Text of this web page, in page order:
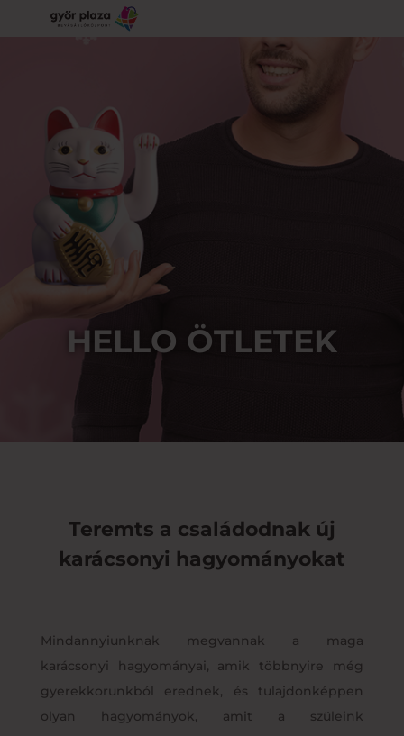
HELLO ÖTLETEK
Teremts a családodnak új
karácsonyi hagyományokat
Mindannyiunknak megvannak a maga
karácsonyi hagyományai, amik többnyire még
gyerekkorunkból erednek, és tulajdonképpen
olyan hagyományok, amit a szüleink